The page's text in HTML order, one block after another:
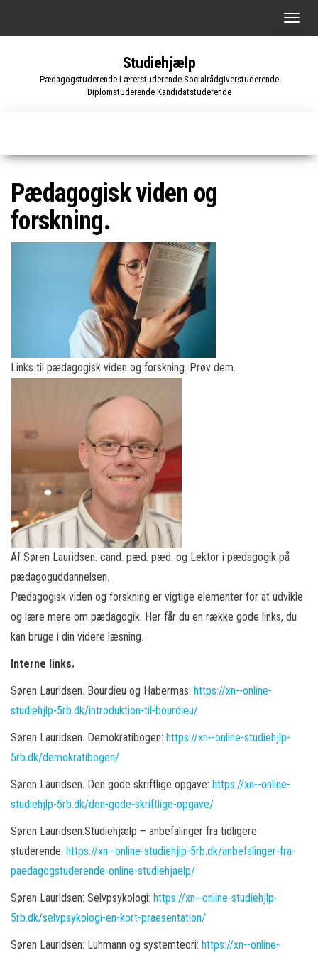
S
v
Studiehjælp
Pædagogstuderende Lærerstuderende Socialrådgiverstuderende
Diplomstuderende Kandidatstuderende
Pædagogisk viden og
forskning.
Links til pædagogisk viden og forskning. Prøv dem.
Af Søren Lauridsen. cand. pæd. pæd. og Lektor i pædagogik på
pædagoguddannelsen.
Pædagogisk viden og forskning er vigtige elementer for at udvikle
og lære mere om pædagogik. Her får du en række gode links, du
kan bruge i din videre læsning.
Interne links.
Søren Lauridsen. Bourdieu og Habermas: https://xn--online-
studiehjlp-5rb.dk/introduktion-til-bourdieu/
Søren Lauridsen. Demokratibogen: https://xn--online-studiehjlp-
5rb.dk/demokratibogen/
Søren Lauridsen. Den gode skriftlige opgave: https://xn--online-
studiehjlp-5rb.dk/den-gode-skriftlige-opgave/
Søren Lauridsen.Studiehjælp – anbefalinger fra tidligere
studerende: https://xn--online-studiehjlp-5rb.dk/anbefalinger-fra-
paedagogstuderende-online-studiehjaelp/
Søren Lauridsen: Selvpsykologi: https://xn--online-studiehjlp-
5rb.dk/selvpsykologi-en-kort-praesentation/
Søren Lauridsen: Luhmann og systemteori: https://xn--online-